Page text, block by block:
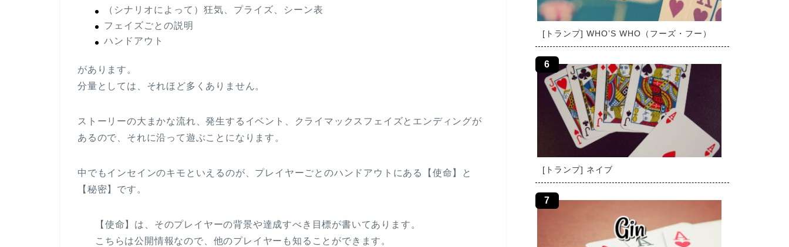
（シナリオによって）狂気、プライズ、シーン表
フェイズごとの説明
ハンドアウト
があります。
分量としては、それほど多くありません。
ストーリーの大まかな流れ、発生するイベント、クライマックスフェイズとエンディングが
あるので、それに沿って遊ぶことになります。
中でもインセインのキモといえるのが、プレイヤーごとのハンドアウトにある【使命】と
【秘密】です。
【使命】は、そのプレイヤーの背景や達成すべき目標が書いてあります。
こちらは公開情報なので、他のプレイヤーも知ることができます。
[トランプ] WHO’S WHO（フーズ・フー）
[トランプ] ネイブ